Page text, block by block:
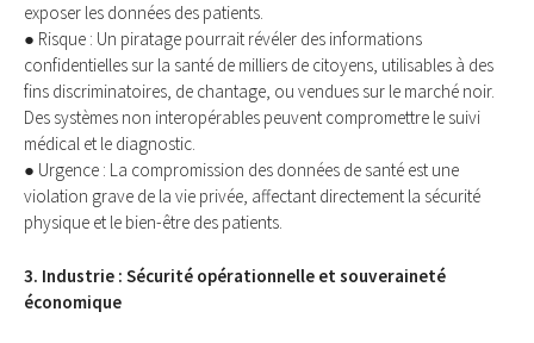
exposer les données des patients.
● Risque : Un piratage pourrait révéler des informations
confidentielles sur la santé de milliers de citoyens, utilisables à des
fins discriminatoires, de chantage, ou vendues sur le marché noir.
Des systèmes non interopérables peuvent compromettre le suivi
médical et le diagnostic.
● Urgence : La compromission des données de santé est une
violation grave de la vie privée, affectant directement la sécurité
physique et le bien-être des patients.
3. Industrie : Sécurité opérationnelle et souveraineté
économique